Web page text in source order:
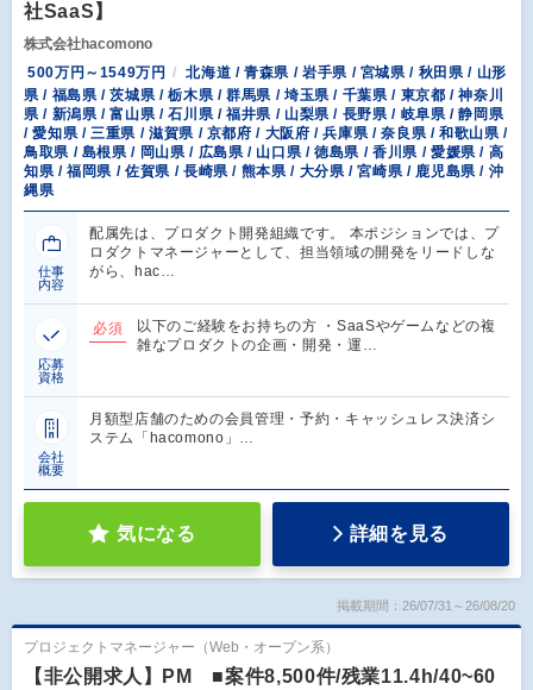
社SaaS】
株式会社hacomono
500万円～1549万円
北海道 / 青森県 / 岩手県 / 宮城県 / 秋田県 / 山形
県 / 福島県 / 茨城県 / 栃木県 / 群馬県 / 埼玉県 / 千葉県 / 東京都 / 神奈川
県 / 新潟県 / 富山県 / 石川県 / 福井県 / 山梨県 / 長野県 / 岐阜県 / 静岡県
/ 愛知県 / 三重県 / 滋賀県 / 京都府 / 大阪府 / 兵庫県 / 奈良県 / 和歌山県 /
鳥取県 / 島根県 / 岡山県 / 広島県 / 山口県 / 徳島県 / 香川県 / 愛媛県 / 高
知県 / 福岡県 / 佐賀県 / 長崎県 / 熊本県 / 大分県 / 宮崎県 / 鹿児島県 / 沖
縄県
仕事
内容
配属先は、プロダクト開発組織です。 本ポジションでは、プ
ロダクトマネージャーとして、担当領域の開発をリードしな
がら、hac…
応募
資格
必須
以下のご経験をお持ちの方 ・SaaSやゲームなどの複
雑なプロダクトの企画・開発・運…
会社
概要
月額型店舗のための会員管理・予約・キャッシュレス決済シ
ステム「hacomono」…
気になる 詳細を見る
掲載期間：26/07/31～26/08/20
プロジェクトマネージャー（Web・オープン系）
【非公開求人】PM ■案件8,500件/残業11.4h/40~60